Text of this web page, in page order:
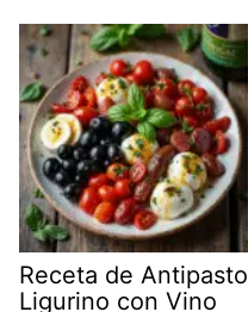
Receta de Antipasto
Ligurino con Vino